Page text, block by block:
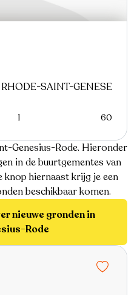
SAINT-GENESE
1 60
Genesius-Rode. Hieronder
in de buurtgementes van
knop hiernaast krijg je een
beschikbaar komen.
nieuwe gronden in
Rode